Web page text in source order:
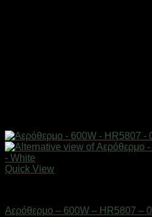
Quick View
Αερόθερμο – 600W – HR5807 –